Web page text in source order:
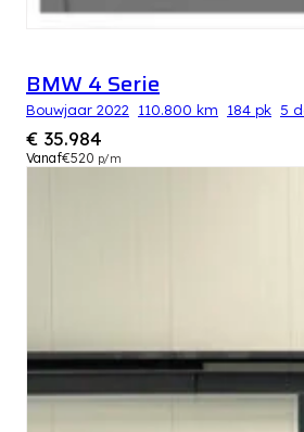
BMW 4 Serie
Bouwjaar 2022 110.800 km 184 pk 5
€ 35.984
Vanaf€520 p/m